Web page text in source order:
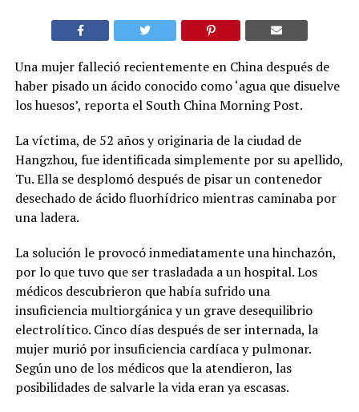
Una mujer falleció recientemente en China después de
haber pisado un ácido conocido como ‘agua que disuelve
los huesos’, reporta el South China Morning Post.
La víctima, de 52 años y originaria de la ciudad de
Hangzhou, fue identificada simplemente por su apellido,
Tu. Ella se desplomó después de pisar un contenedor
desechado de ácido fluorhídrico mientras caminaba por
una ladera.
La solución le provocó inmediatamente una hinchazón,
por lo que tuvo que ser trasladada a un hospital. Los
médicos descubrieron que había sufrido una
insuficiencia multiorgánica y un grave desequilibrio
electrolítico. Cinco días después de ser internada, la
mujer murió por insuficiencia cardíaca y pulmonar.
Según uno de los médicos que la atendieron, las
posibilidades de salvarle la vida eran ya escasas.